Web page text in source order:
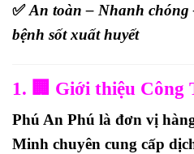
✅An toàn – Nhanh chóng
bệnh sốt xuất huyết
1. 🏢 Giới thiệu Công
Phú An Phú là đơn vị
Minh chuyên cung cấp